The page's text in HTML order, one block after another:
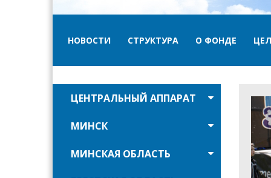
НОВОСТИ СТРУКТУРА О ФОНДЕ
ЦЕНТРАЛЬНЫЙ АППАРАТ
МИНСК
МИНСКАЯ ОБЛАСТЬ